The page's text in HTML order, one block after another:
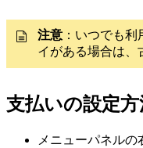
注意 ：いつでも
イがある場合は、
支払いの設定方
メニューパネルの